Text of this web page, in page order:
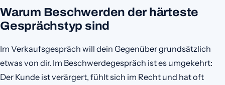
Warum Beschwerden der härteste
Gesprächstyp sind
Im Verkaufsgespräch will dein Gegenüber grundsätzlich
etwas von dir. Im Beschwerdegespräch ist es umgekehrt:
Der Kunde ist verärgert, fühlt sich im Recht und hat oft